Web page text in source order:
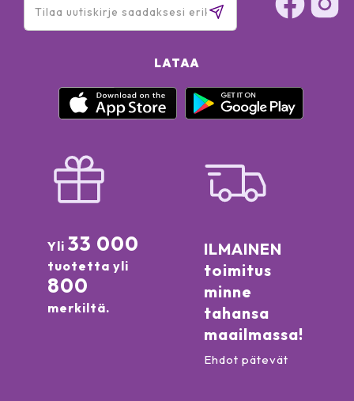
LATAA
Yli 33 000
tuotetta yli
800
merkiltä.
ILMAINEN
toimitus
minne
tahansa
maailmassa!
Ehdot pätevät